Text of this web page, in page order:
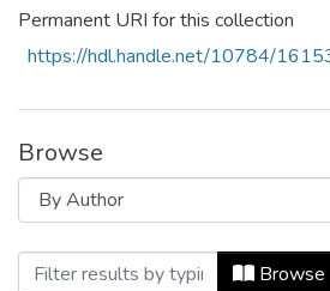
Permanent URI for this collection
https://hdl.handle.net/10784/
Browse
Browsing Revista Browse